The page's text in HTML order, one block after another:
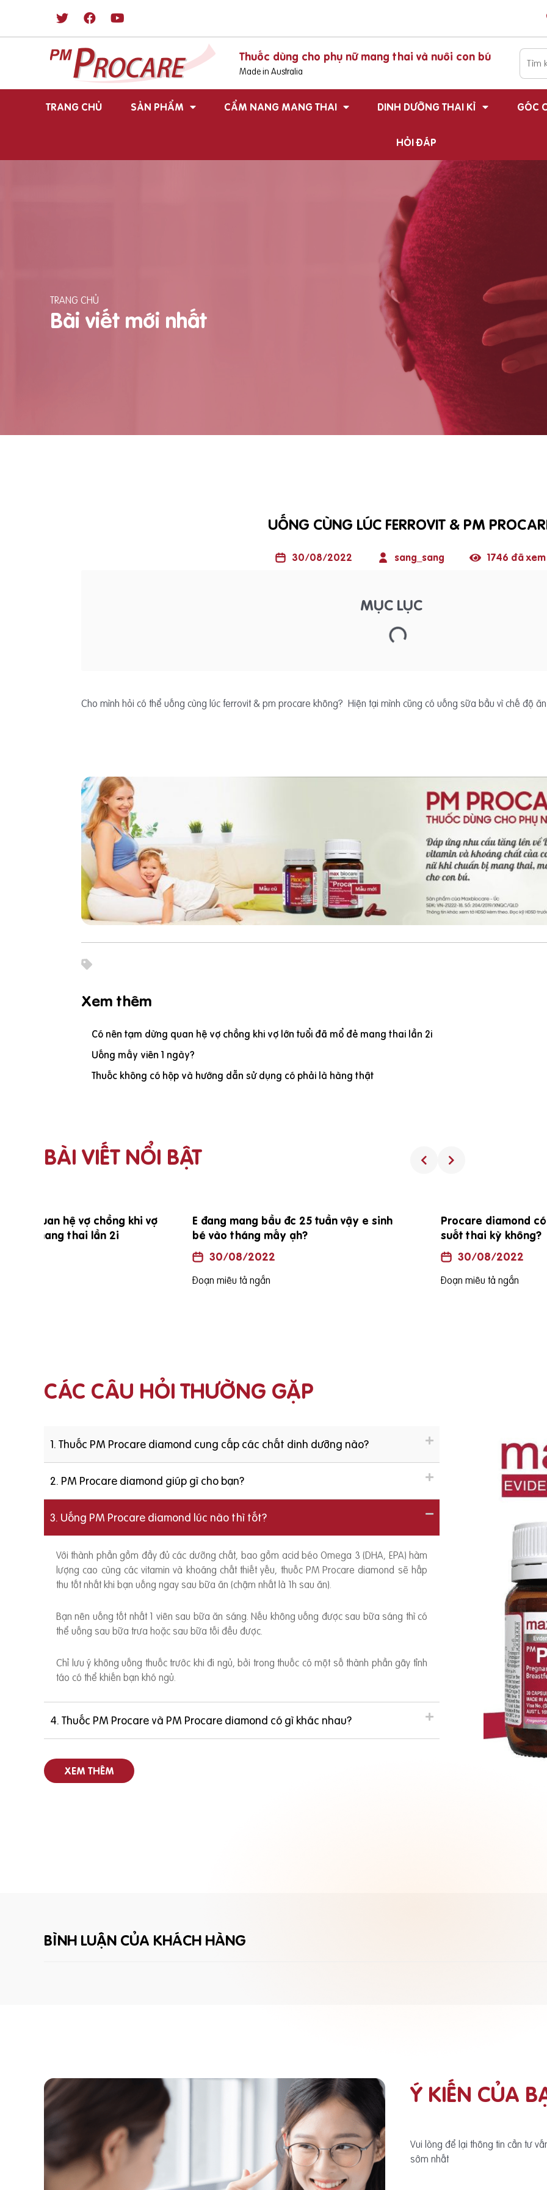
Thuốc dùng cho phụ nữ mang thai và nuôi con bú
Made in Australia
TRANG CHỦ SẢN PHẨM CẨM NANG MANG THAI DINH DƯỠNG THAI KÌ GÓC
HỎI ĐÁP
TRANG CHỦ
Bài viết mới nhất
UỐNG CÙNG LÚC FERROVIT & PM
30/08/2022 sang_sang 1746 đã xem
MỤC LỤC
Cho mình hỏi có thể uống cùng lúc ferrovit & pm procare không? Hiện tại mình cũng có uống sữa bầu vì chế độ
Xem thêm
Có nên tạm dừng quan hệ vợ chồng khi vợ lớn tuổi đã mổ đẻ mang thai lần 2i
Uống mấy viên 1 ngày?
Thuốc không có hộp và hướng dẫn sử dụng có phải là hàng thật
BÀI VIẾT NỔI BẬT
E đang mang bầu đc 25 tuần vậy e sinh
bé vào tháng mấy ạh?
Procare diamond có uống được trong
suốt thai kỳ không?
CÁC CÂU HỎI THƯỜNG GẶP
1. Thuốc PM Procare diamond cung cấp các chất dinh dưỡng nào?
2. PM Procare diamond giúp gì cho bạn?
3. Uống PM Procare diamond lúc nào thì tốt?
Với thành phần gồm đầy đủ các dưỡng chất, bao gồm acid béo Omega 3 (DHA, EPA) hàm
lượng cao cùng các vitamin và khoáng chất thiết yếu, thuốc PM Procare diamond sẽ hấp
thu tốt nhất khi bạn uống ngay sau bữa ăn (chậm nhất là 1h sau ăn).
Bạn nên uống tốt nhất 1 viên sau bữa ăn sáng. Nếu không uống được sau bữa sáng thì có
thể uống sau bữa trưa hoặc sau bữa tối đều được.
Chỉ lưu ý không uống thuốc trước khi đi ngủ, bởi trong thuốc có một số thành phần gây tỉnh
táo có thể khiến bạn khó ngủ.
4. Thuốc PM Procare và PM Procare diamond có gì khác nhau?
XEM THÊM
BÌNH LUẬN CỦA KHÁCH HÀNG
Ý KIẾN CỦA
Vui lòng để lại thông tin cần tư
sớm nhất